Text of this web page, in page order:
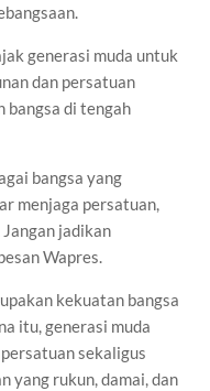
generasi muda untuk
dan persatuan
bangsa di tengah
bangsa yang
menjaga persatuan,
jadikan
Wapres.
kekuatan bangsa
itu, generasi muda
sekaligus
yang rukun, damai, dan